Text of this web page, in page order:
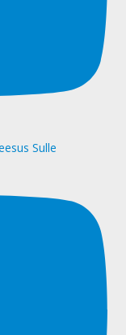
Sulle